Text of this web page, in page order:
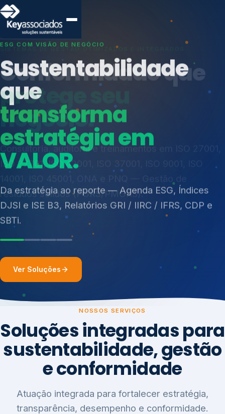
SISTEMAS DE GESTÃO OTIMIZADOS E INTEGRADOS
Conformidade que
protege seu
negócio.
Consultoria, auditoria e treinamentos em ISO 27001,
ISO 27701, ISO 42001, ISO 37001, ISO 9001, ISO
14001, ISO 45001, ONA e PNQ — Gestão de
resíduos sólidos (PGRS/PMGRS).
Índices de Mercado
Mudanças Climáticas
Reputação e Cadeia
Reporte Regulatório
Ver Soluções
NOSSOS SERVIÇOS
Soluções integradas para
sustentabilidade, gestão
e conformidade
Atuação integrada para fortalecer estratégia,
transparência, desempenho e conformidade.